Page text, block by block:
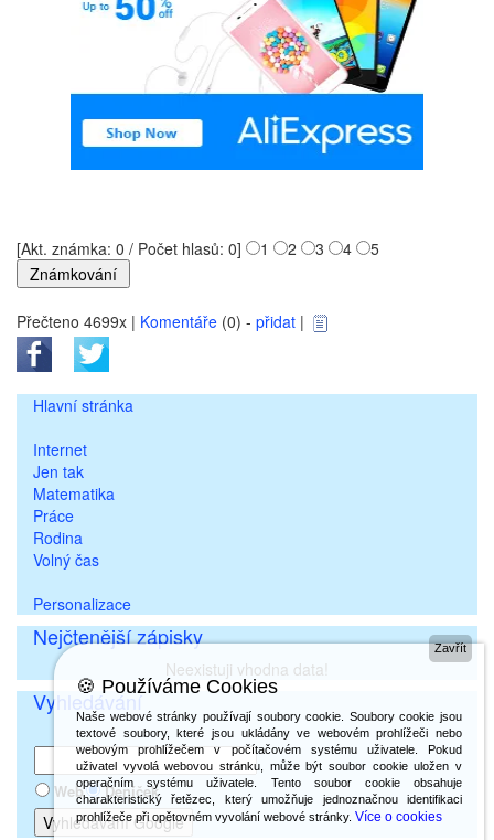
[Akt. známka: 0 / Počet hlasů: 0] 1 2 3 4 5
Přečteno 4699x | Komentáře (0) - přidat |
Hlavní stránka
Internet
Jen tak
Matematika
Práce
Rodina
Volný čas
Personalizace
Nejčtenější zápisky
Neexistuji vhodna data!
Vyhledávání
Web Deníček
Zavřít
🍪 Používáme Cookies
Naše webové stránky používají soubory cookie. Soubory cookie jsou
textové soubory, které jsou ukládány ve webovém prohlížeči nebo
webovým prohlížečem v počítačovém systému uživatele. Pokud
uživatel vyvolá webovou stránku, může být soubor cookie uložen v
operačním systému uživatele. Tento soubor cookie obsahuje
charakteristický řetězec, který umožňuje jednoznačnou identifikaci
prohlížeče při opětovném vyvolání webové stránky.Více o cookies